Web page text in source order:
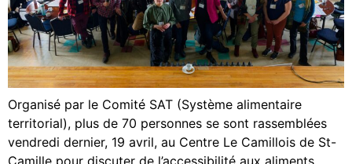
Organisé par le Comité SAT (Système alimentaire
territorial), plus de 70 personnes se sont rassemblées
vendredi dernier, 19 avril, au Centre Le Camillois de St-